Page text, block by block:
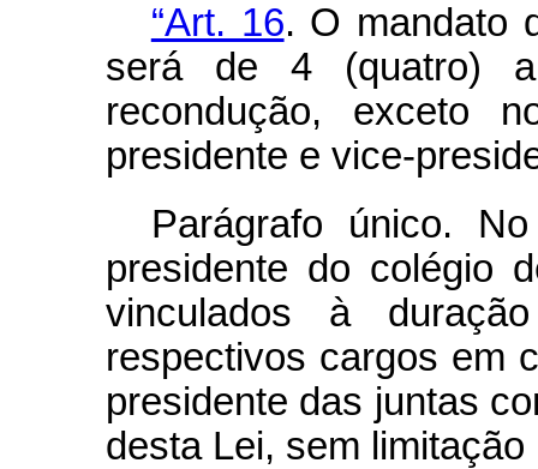
“Art. 16. O mandato
será de 4 (quatro)
recondução, exceto
presidente e vice-
Parágrafo único.
presidente do colégio
vinculados à
respectivos cargos em
presidente das juntas
desta Lei, sem